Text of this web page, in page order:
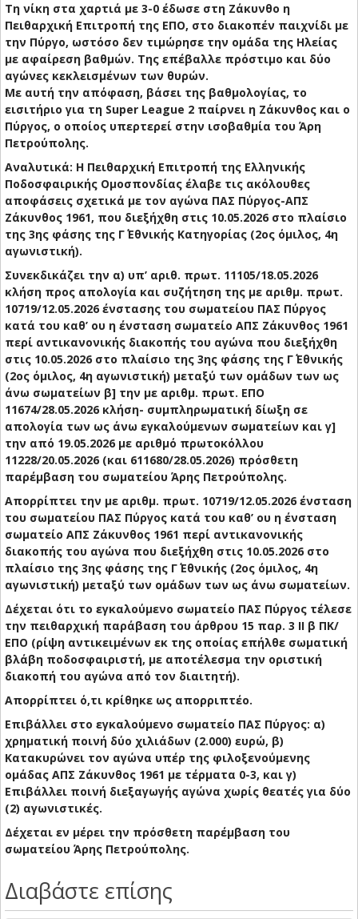
Τη νίκη στα χαρτιά με 3-0 έδωσε στη Ζάκυνθο η
Πειθαρχική Επιτροπή της ΕΠΟ, στο διακοπέν παιχνίδι με
την Πύργο, ωστόσο δεν τιμώρησε την ομάδα της Ηλείας
με αφαίρεση βαθμών. Της επέβαλλε πρόστιμο και δύο
αγώνες κεκλεισμένων των θυρών.
Με αυτή την απόφαση, βάσει της βαθμολογίας, το
εισιτήριο για τη Super League 2 παίρνει η Ζάκυνθος και ο
Πύργος, ο οποίος υπερτερεί στην ισοβαθμία του Άρη
Πετρούπολης.
Αναλυτικά: Η Πειθαρχική Επιτροπή της Ελληνικής
Ποδοσφαιρικής Ομοσπονδίας έλαβε τις ακόλουθες
αποφάσεις σχετικά με τον αγώνα ΠΑΣ Πύργος-ΑΠΣ
Ζάκυνθος 1961, που διεξήχθη στις 10.05.2026 στο πλαίσιο
της 3ης φάσης της Γ΄ Εθνικής Κατηγορίας (2ος όμιλος, 4η
αγωνιστική).
Συνεκδικάζει την α) υπ’ αριθ. πρωτ. 11105/18.05.2026
κλήση προς απολογία και συζήτηση της με αριθμ. πρωτ.
10719/12.05.2026 ένστασης του σωματείου ΠΑΣ Πύργος
κατά του καθ’ ου η ένσταση σωματείο ΑΠΣ Ζάκυνθος 1961
περί αντικανονικής διακοπής του αγώνα που διεξήχθη
στις 10.05.2026 στο πλαίσιο της 3ης φάσης της Γ΄ Εθνικής
(2ος όμιλος, 4η αγωνιστική) μεταξύ των ομάδων των ως
άνω σωματείων β] την με αριθμ. πρωτ. ΕΠΟ
11674/28.05.2026 κλήση- συμπληρωματική δίωξη σε
απολογία των ως άνω εγκαλούμενων σωματείων και γ]
την από 19.05.2026 με αριθμό πρωτοκόλλου
11228/20.05.2026 (και 611680/28.05.2026) πρόσθετη
παρέμβαση του σωματείου Άρης Πετρούπολης.
Απορρίπτει την με αριθμ. πρωτ. 10719/12.05.2026 ένσταση
του σωματείου ΠΑΣ Πύργος κατά του καθ’ ου η ένσταση
σωματείο ΑΠΣ Ζάκυνθος 1961 περί αντικανονικής
διακοπής του αγώνα που διεξήχθη στις 10.05.2026 στο
πλαίσιο της 3ης φάσης της Γ΄ Εθνικής (2ος όμιλος, 4η
αγωνιστική) μεταξύ των ομάδων των ως άνω σωματείων.
Δέχεται ότι το εγκαλούμενο σωματείο ΠΑΣ Πύργος τέλεσε
την πειθαρχική παράβαση του άρθρου 15 παρ. 3 ΙΙ β ΠΚ/
ΕΠΟ (ρίψη αντικειμένων εκ της οποίας επήλθε σωματική
βλάβη ποδοσφαιριστή, με αποτέλεσμα την οριστική
διακοπή του αγώνα από τον διαιτητή).
Απορρίπτει ό,τι κρίθηκε ως απορριπτέο.
Επιβάλλει στο εγκαλούμενο σωματείο ΠΑΣ Πύργος: α)
χρηματική ποινή δύο χιλιάδων (2.000) ευρώ, β)
Κατακυρώνει τον αγώνα υπέρ της φιλοξενούμενης
ομάδας ΑΠΣ Ζάκυνθος 1961 με τέρματα 0-3, και γ)
Επιβάλλει ποινή διεξαγωγής αγώνα χωρίς θεατές για δύο
(2) αγωνιστικές.
Δέχεται εν μέρει την πρόσθετη παρέμβαση του
σωματείου Άρης Πετρούπολης.
Διαβάστε επίσης